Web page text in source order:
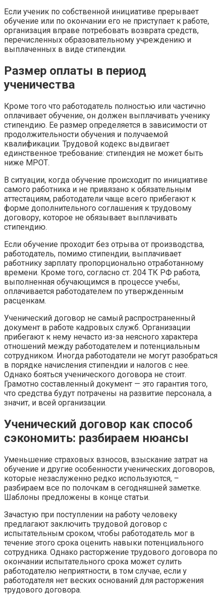
Если ученик по собственной инициативе прерывает
обучение или по окончании его не приступает к работе,
организация вправе потребовать возврата средств,
перечисленных образовательному учреждению и
выплаченных в виде стипендии.
Размер оплаты в период
ученичества
Кроме того что работодатель полностью или частично
оплачивает обучение, он должен выплачивать ученику
стипендию. Ее размер определяется в зависимости от
продолжительности обучения и получаемой
квалификации. Трудовой кодекс выдвигает
единственное требование: стипендия не может быть
ниже МРОТ.
В ситуации, когда обучение происходит по инициативе
самого работника и не привязано к обязательным
аттестациям, работодатели чаще всего прибегают к
форме дополнительного соглашения к трудовому
договору, которое не обязывает выплачивать
стипендию.
Если обучение проходит без отрыва от производства,
работодатель, помимо стипендии, выплачивает
работнику зарплату пропорционально отработанному
времени. Кроме того, согласно ст. 204 ТК РФ работа,
выполненная обучающимся в процессе учебы,
оплачивается работодателем по утвержденным
расценкам.
Ученический договор не самый распространенный
документ в работе кадровых служб. Организации
прибегают к нему нечасто из-за неясного характера
отношений между работодателем и потенциальным
сотрудником. Иногда работодатели не могут разобраться
в порядке начисления стипендии и налогов с нее.
Однако бояться ученического договора не стоит.
Грамотно составленный документ — это гарантия того,
что средства будут потрачены на развитие персонала, а
значит, и всей организации.
Ученический договор как способ
сэкономить: разбираем нюансы
Уменьшение страховых взносов, взыскание затрат на
обучение и другие особенности ученических договоров,
которые незаслуженно редко используются, –
разбираем все по полочкам в сегодняшней заметке.
Шаблоны предложены в конце статьи.
Зачастую при поступлении на работу человеку
предлагают заключить трудовой договор с
испытательным сроком, чтобы работодатель мог в
течение этого срока оценить навыки потенциального
сотрудника. Однако расторжение трудового договора по
окончании испытательного срока может сулить
работодателю неприятности, в том случае, если у
работодателя нет веских оснований для расторжения
трудового договора.